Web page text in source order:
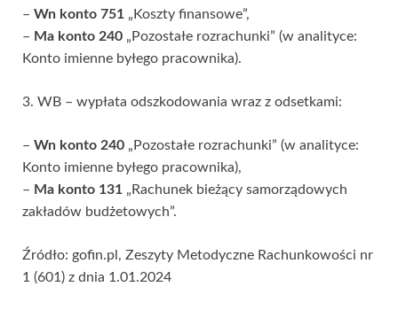
– Wn konto 751 „Koszty finansowe”,
– Ma konto 240 „Pozostałe rozrachunki” (w analityce:
Konto imienne byłego pracownika).
3. WB – wypłata odszkodowania wraz z odsetkami:
– Wn konto 240 „Pozostałe rozrachunki” (w analityce:
Konto imienne byłego pracownika),
– Ma konto 131 „Rachunek bieżący samorządowych
zakładów budżetowych”.
Źródło: gofin.pl, Zeszyty Metodyczne Rachunkowości nr
1 (601) z dnia 1.01.2024